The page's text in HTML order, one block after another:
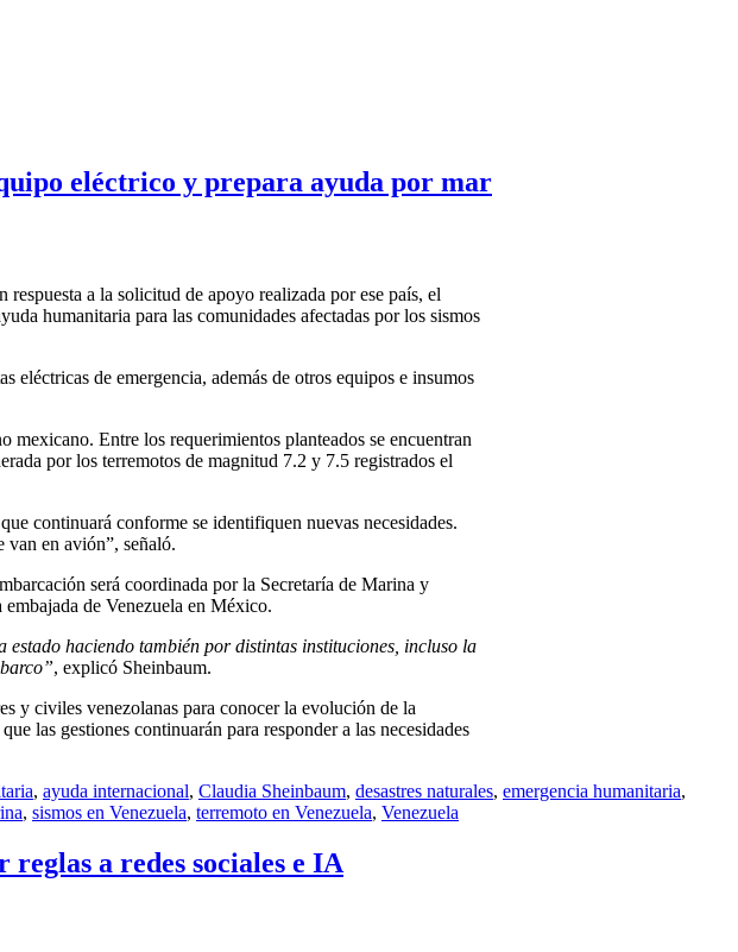
eléctrico y prepara ayuda por mar
a la solicitud de apoyo realizada por ese país, el
humanitaria para las comunidades afectadas por los sismos
eléctricas de emergencia, además de otros equipos e insumos
Entre los requerimientos planteados se encuentran
por los terremotos de magnitud 7.2 y 7.5 registrados el
continuará conforme se identifiquen nuevas necesidades.
van en avión”, señaló.
será coordinada por la Secretaría de Marina y
de Venezuela en México.
haciendo también por distintas instituciones, incluso la
, explicó Sheinbaum.
y civiles venezolanas para conocer la evolución de la
las gestiones continuarán para responder a las necesidades
, ayuda internacional, Claudia Sheinbaum, desastres naturales, emergencia humanitaria,
, sismos en Venezuela, terremoto en Venezuela, Venezuela
a redes sociales e IA